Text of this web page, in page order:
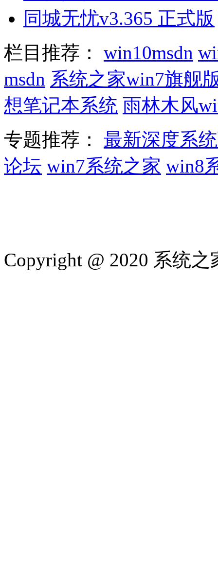
同城无忧v3.365 正式版
栏目推荐： win10msdn
msdn 系统之家win7旗舰
想笔记本系统 雨林木风
专题推荐： 最新深度系
论坛 win7系统之家 win8
Copyright @ 2020 系统